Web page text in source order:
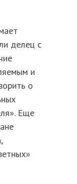
делец с
и
о
Еще